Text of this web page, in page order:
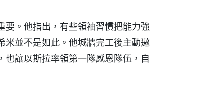
要。他指出，有些領袖習慣把能力強
米並不是如此。他城牆完工後主動邀
讓以斯拉率領第一隊感恩隊伍，自